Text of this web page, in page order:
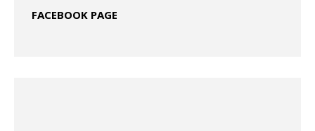
FACEBOOK PAGE